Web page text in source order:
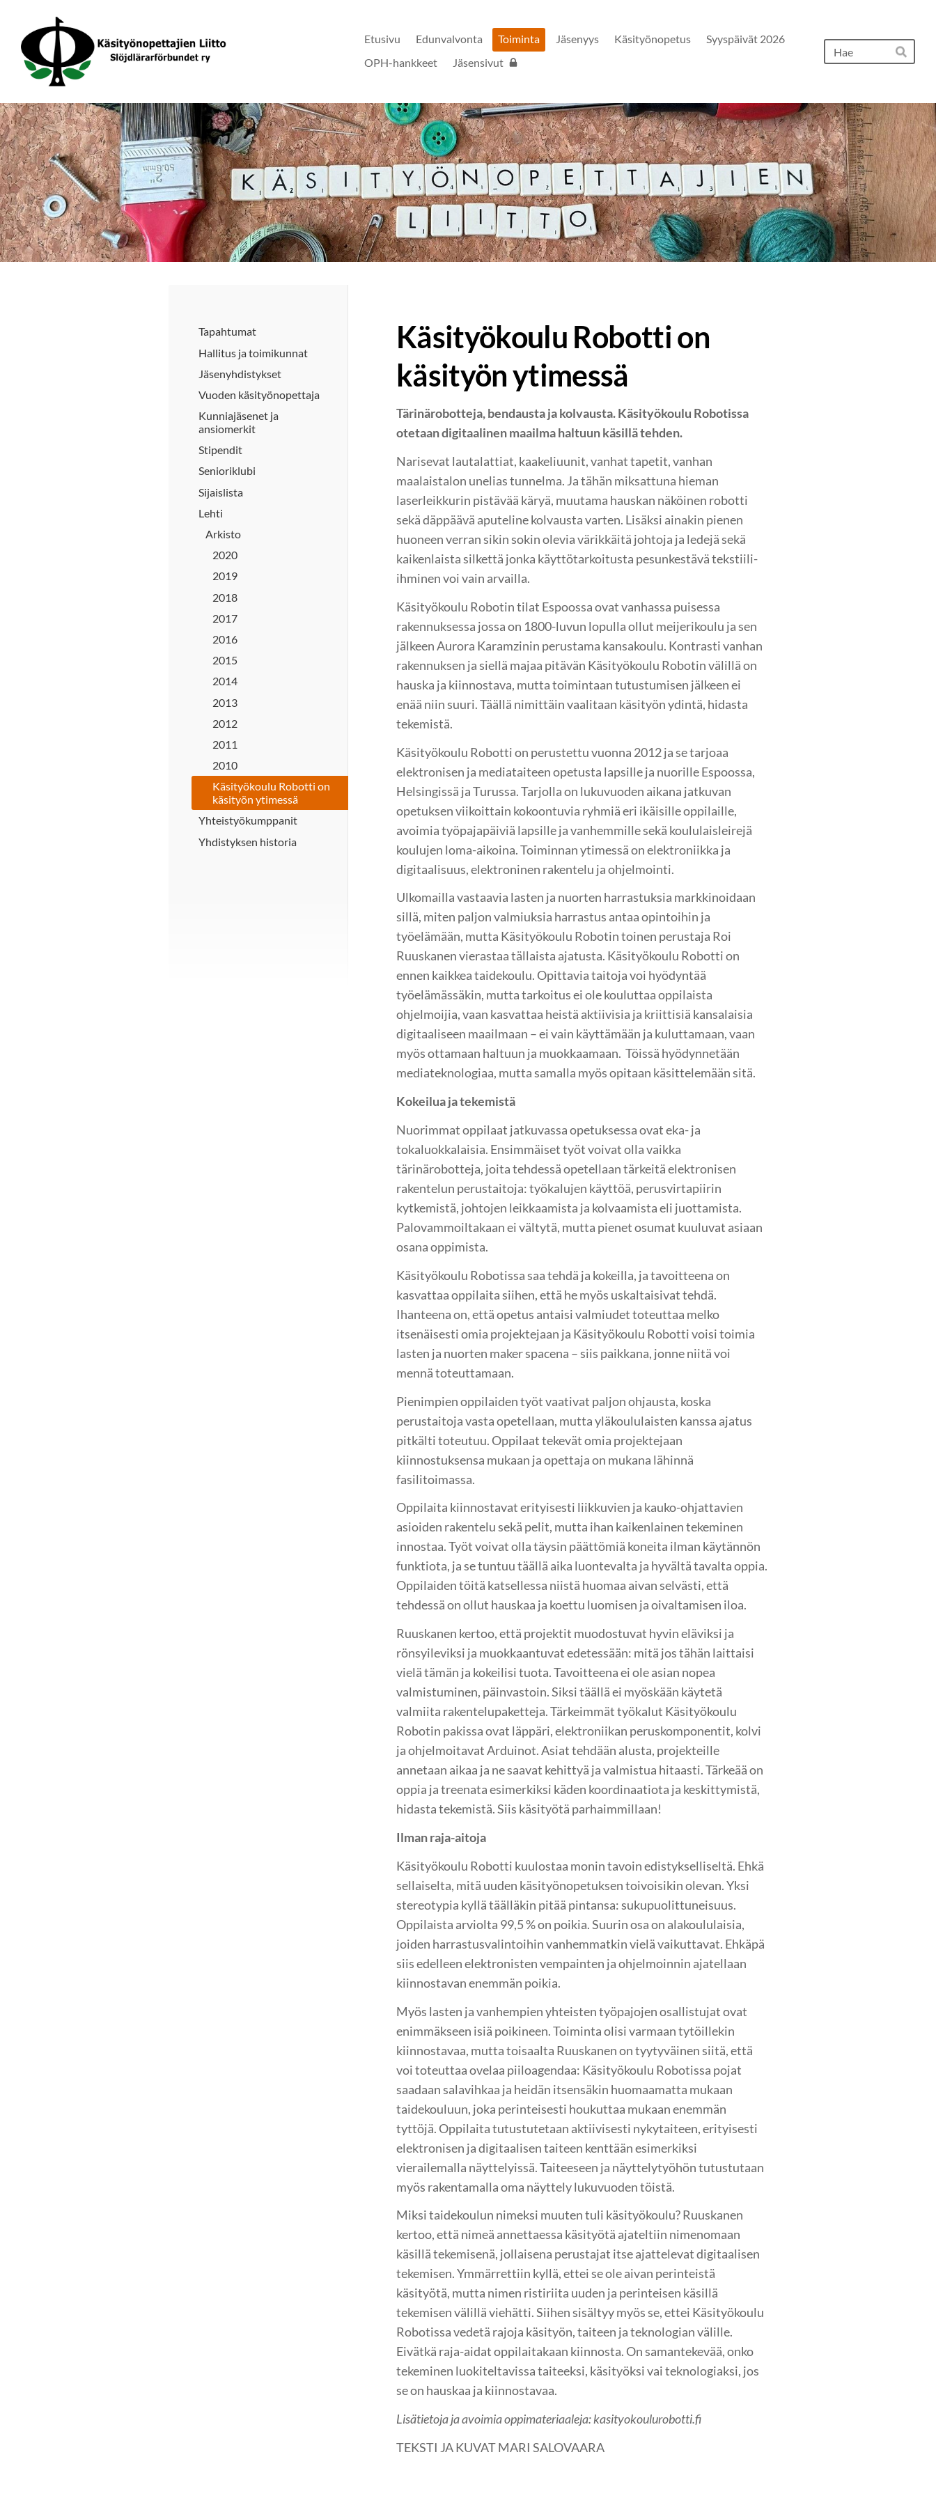
sivun
sisältöön
Käsityönopettajien Liitto
Etusivu Edunvalvonta Toiminta Jäsenyys Käsityönopetus
Syyspäivät 2026
OPH-hankkeet
Jäsensivut Hae
Tapahtumat
Hallitus ja toimikunnat
Jäsenyhdistykset
Vuoden käsityönopettaja
Kunniajäsenet ja
ansiomerkit
Stipendit
Senioriklubi
Sijaislista
Lehti
Arkisto
2020
2019
2018
2017
2016
2015
2014
2013
2012
2011
2010
Käsityökoulu Robotti on
käsityön ytimessä
Yhteistyökumppanit
Yhdistyksen historia
Käsityökoulu Robotti on
käsityön ytimessä
Tärinärobotteja, bendausta ja kolvausta. Käsityökoulu Robotissa
otetaan digitaalinen maailma haltuun käsillä tehden.
Narisevat lautalattiat, kaakeliuunit, vanhat tapetit, vanhan
maalaistalon unelias tunnelma. Ja tähän miksattuna hieman
laserleikkurin pistävää käryä, muutama hauskan näköinen robotti
sekä däppäävä aputeline kolvausta varten. Lisäksi ainakin pienen
huoneen verran sikin sokin olevia värikkäitä johtoja ja ledejä sekä
kaikenlaista silkettä jonka käyttötarkoitusta pesunkestävä tekstiili-
ihminen voi vain arvailla.
Käsityökoulu Robotin tilat Espoossa ovat vanhassa puisessa
rakennuksessa jossa on 1800-luvun lopulla ollut meijerikoulu ja sen
jälkeen Aurora Karamzinin perustama kansakoulu. Kontrasti vanhan
rakennuksen ja siellä majaa pitävän Käsityökoulu Robotin välillä on
hauska ja kiinnostava, mutta toimintaan tutustumisen jälkeen ei
enää niin suuri. Täällä nimittäin vaalitaan käsityön ydintä, hidasta
tekemistä.
Käsityökoulu Robotti on perustettu vuonna 2012 ja se tarjoaa
elektronisen ja mediataiteen opetusta lapsille ja nuorille Espoossa,
Helsingissä ja Turussa. Tarjolla on lukuvuoden aikana jatkuvan
opetuksen viikoittain kokoontuvia ryhmiä eri ikäisille oppilaille,
avoimia työpajapäiviä lapsille ja vanhemmille sekä koululaisleirejä
koulujen loma-aikoina. Toiminnan ytimessä on elektroniikka ja
digitaalisuus, elektroninen rakentelu ja ohjelmointi.
Ulkomailla vastaavia lasten ja nuorten harrastuksia markkinoidaan
sillä, miten paljon valmiuksia harrastus antaa opintoihin ja
työelämään, mutta Käsityökoulu Robotin toinen perustaja Roi
Ruuskanen vierastaa tällaista ajatusta. Käsityökoulu Robotti on
ennen kaikkea taidekoulu. Opittavia taitoja voi hyödyntää
työelämässäkin, mutta tarkoitus ei ole kouluttaa oppilaista
ohjelmoijia, vaan kasvattaa heistä aktiivisia ja kriittisiä kansalaisia
digitaaliseen maailmaan – ei vain käyttämään ja kuluttamaan, vaan
myös ottamaan haltuun ja muokkaamaan. Töissä hyödynnetään
mediateknologiaa, mutta samalla myös opitaan käsittelemään sitä.
Kokeilua ja tekemistä
Nuorimmat oppilaat jatkuvassa opetuksessa ovat eka- ja
tokaluokkalaisia. Ensimmäiset työt voivat olla vaikka
tärinärobotteja, joita tehdessä opetellaan tärkeitä elektronisen
rakentelun perustaitoja: työkalujen käyttöä, perusvirtapiirin
kytkemistä, johtojen leikkaamista ja kolvaamista eli juottamista.
Palovammoiltakaan ei vältytä, mutta pienet osumat kuuluvat asiaan
osana oppimista.
Käsityökoulu Robotissa saa tehdä ja kokeilla, ja tavoitteena on
kasvattaa oppilaita siihen, että he myös uskaltaisivat tehdä.
Ihanteena on, että opetus antaisi valmiudet toteuttaa melko
itsenäisesti omia projektejaan ja Käsityökoulu Robotti voisi toimia
lasten ja nuorten maker spacena – siis paikkana, jonne niitä voi
mennä toteuttamaan.
Pienimpien oppilaiden työt vaativat paljon ohjausta, koska
perustaitoja vasta opetellaan, mutta yläkoululaisten kanssa ajatus
pitkälti toteutuu. Oppilaat tekevät omia projektejaan
kiinnostuksensa mukaan ja opettaja on mukana lähinnä
fasilitoimassa.
Oppilaita kiinnostavat erityisesti liikkuvien ja kauko-ohjattavien
asioiden rakentelu sekä pelit, mutta ihan kaikenlainen tekeminen
innostaa. Työt voivat olla täysin päättömiä koneita ilman käytännön
funktiota, ja se tuntuu täällä aika luontevalta ja hyvältä tavalta oppia.
Oppilaiden töitä katsellessa niistä huomaa aivan selvästi, että
tehdessä on ollut hauskaa ja koettu luomisen ja oivaltamisen iloa.
Ruuskanen kertoo, että projektit muodostuvat hyvin eläviksi ja
rönsyileviksi ja muokkaantuvat edetessään: mitä jos tähän laittaisi
vielä tämän ja kokeilisi tuota. Tavoitteena ei ole asian nopea
valmistuminen, päinvastoin. Siksi täällä ei myöskään käytetä
valmiita rakentelupaketteja. Tärkeimmät työkalut Käsityökoulu
Robotin pakissa ovat läppäri, elektroniikan peruskomponentit, kolvi
ja ohjelmoitavat Arduinot. Asiat tehdään alusta, projekteille
annetaan aikaa ja ne saavat kehittyä ja valmistua hitaasti. Tärkeää on
oppia ja treenata esimerkiksi käden koordinaatiota ja keskittymistä,
hidasta tekemistä. Siis käsityötä parhaimmillaan!
Ilman raja-aitoja
Käsityökoulu Robotti kuulostaa monin tavoin edistykselliseltä. Ehkä
sellaiselta, mitä uuden käsityönopetuksen toivoisikin olevan. Yksi
stereotypia kyllä täälläkin pitää pintansa: sukupuolittuneisuus.
Oppilaista arviolta 99,5 % on poikia. Suurin osa on alakoululaisia,
joiden harrastusvalintoihin vanhemmatkin vielä vaikuttavat. Ehkäpä
siis edelleen elektronisten vempainten ja ohjelmoinnin ajatellaan
kiinnostavan enemmän poikia.
Myös lasten ja vanhempien yhteisten työpajojen osallistujat ovat
enimmäkseen isiä poikineen. Toiminta olisi varmaan tytöillekin
kiinnostavaa, mutta toisaalta Ruuskanen on tyytyväinen siitä, että
voi toteuttaa ovelaa piiloagendaa: Käsityökoulu Robotissa pojat
saadaan salavihkaa ja heidän itsensäkin huomaamatta mukaan
taidekouluun, joka perinteisesti houkuttaa mukaan enemmän
tyttöjä. Oppilaita tutustutetaan aktiivisesti nykytaiteen, erityisesti
elektronisen ja digitaalisen taiteen kenttään esimerkiksi
vierailemalla näyttelyissä. Taiteeseen ja näyttelytyöhön tutustutaan
myös rakentamalla oma näyttely lukuvuoden töistä.
Miksi taidekoulun nimeksi muuten tuli käsityökoulu? Ruuskanen
kertoo, että nimeä annettaessa käsityötä ajateltiin nimenomaan
käsillä tekemisenä, jollaisena perustajat itse ajattelevat digitaalisen
tekemisen. Ymmärrettiin kyllä, ettei se ole aivan perinteistä
käsityötä, mutta nimen ristiriita uuden ja perinteisen käsillä
tekemisen välillä viehätti. Siihen sisältyy myös se, ettei Käsityökoulu
Robotissa vedetä rajoja käsityön, taiteen ja teknologian välille.
Eivätkä raja-aidat oppilaitakaan kiinnosta. On samantekevää, onko
tekeminen luokiteltavissa taiteeksi, käsityöksi vai teknologiaksi, jos
se on hauskaa ja kiinnostavaa.
Lisätietoja ja avoimia oppimateriaaleja: kasityokoulurobotti.fi
TEKSTI JA KUVAT MARI SALOVAARA